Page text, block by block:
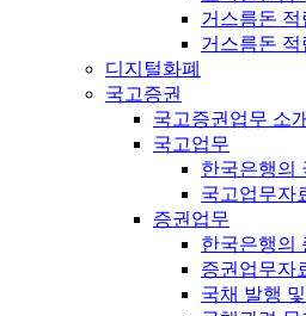
거스름돈
거스름돈 적
디지털화폐
국고증권
국고증권업무 소개
국고업무
한국은행의
국고업무자
증권업무
한국은행의
증권업무자
국채 발행